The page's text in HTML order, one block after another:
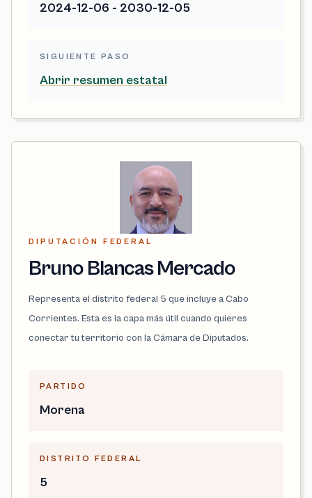
2024-12-06 - 2030-12-05
SIGUIENTE PASO
Abrir resumen estatal
DIPUTACIÓN FEDERAL
Bruno Blancas Mercado
Representa el distrito federal 5 que incluye a Cabo
Corrientes. Esta es la capa más útil cuando quieres
conectar tu territorio con la Cámara de Diputados.
PARTIDO
Morena
DISTRITO FEDERAL
5